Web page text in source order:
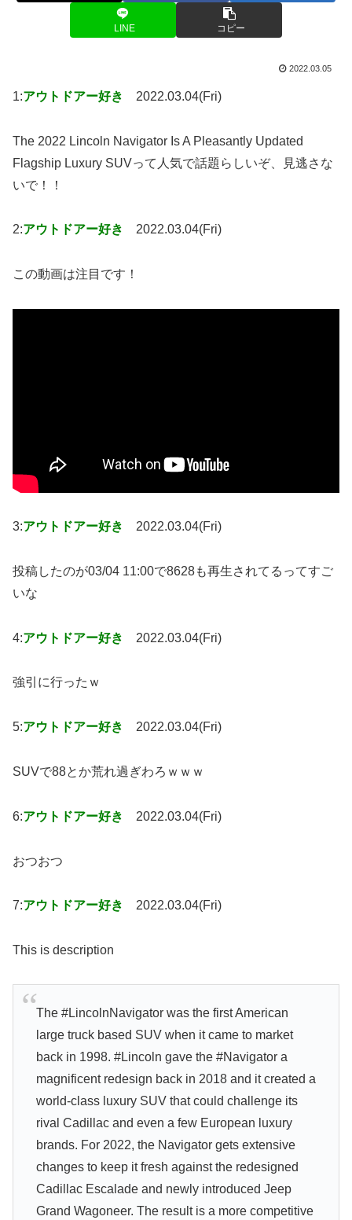
LINE コピー
2022.03.05
1:アウトドアー好き 2022.03.04(Fri)
The 2022 Lincoln Navigator Is A Pleasantly Updated
Flagship Luxury SUVって人気で話題らしいぞ、見逃さな
いで！！
2:アウトドアー好き 2022.03.04(Fri)
この動画は注目です！
3:アウトドアー好き 2022.03.04(Fri)
投稿したのが03/04 11:00で8628も再生されてるってすご
いな
4:アウトドアー好き 2022.03.04(Fri)
強引に行ったｗ
5:アウトドアー好き 2022.03.04(Fri)
SUVで88とか荒れ過ぎわろｗｗｗ
6:アウトドアー好き 2022.03.04(Fri)
おつおつ
7:アウトドアー好き 2022.03.04(Fri)
This is description
The #LincolnNavigator was the first American
large truck based SUV when it came to market
back in 1998. #Lincoln gave the #Navigator a
magnificent redesign back in 2018 and it created a
world-class luxury SUV that could challenge its
rival Cadillac and even a few European luxury
brands. For 2022, the Navigator gets extensive
changes to keep it fresh against the redesigned
Cadillac Escalade and newly introduced Jeep
Grand Wagoneer. The result is a more competitive